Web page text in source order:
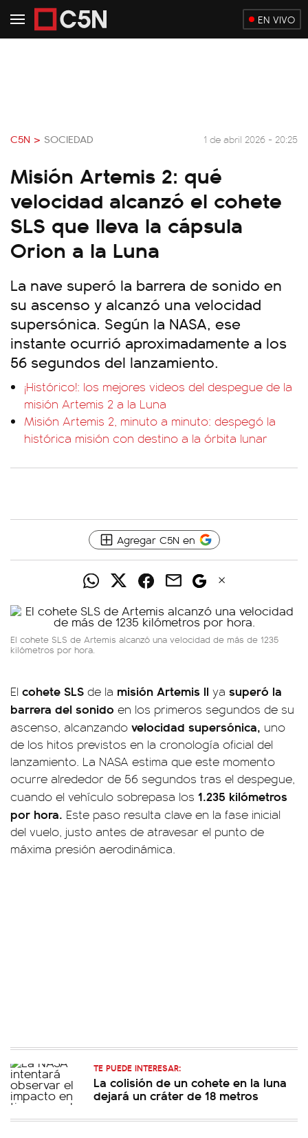
EN VIVO
C5N > SOCIEDAD 1 de abril 2026 - 20:25
Misión Artemis 2: qué
velocidad alcanzó el cohete
SLS que lleva la cápsula
Orion a la Luna
La nave superó la barrera de sonido en
su ascenso y alcanzó una velocidad
supersónica. Según la NASA, ese
instante ocurrió aproximadamente a los
56 segundos del lanzamiento.
¡Histórico!: los mejores videos del despegue de la
misión Artemis 2 a la Luna
Misión Artemis 2, minuto a minuto: despegó la
histórica misión con destino a la órbita lunar
Agregar C5N en
El cohete SLS de Artemis alcanzó una velocidad de más de 1235
kilómetros por hora.
El cohete SLS de la misión Artemis II ya superó la
barrera del sonido en los primeros segundos de su
ascenso, alcanzando velocidad supersónica, uno
de los hitos previstos en la cronología oficial del
lanzamiento. La NASA estima que este momento
ocurre alrededor de 56 segundos tras el despegue,
cuando el vehículo sobrepasa los 1.235 kilómetros
por hora. Este paso resulta clave en la fase inicial
del vuelo, justo antes de atravesar el punto de
máxima presión aerodinámica.
TE PUEDE INTERESAR:
La colisión de un cohete en la luna
dejará un cráter de 18 metros